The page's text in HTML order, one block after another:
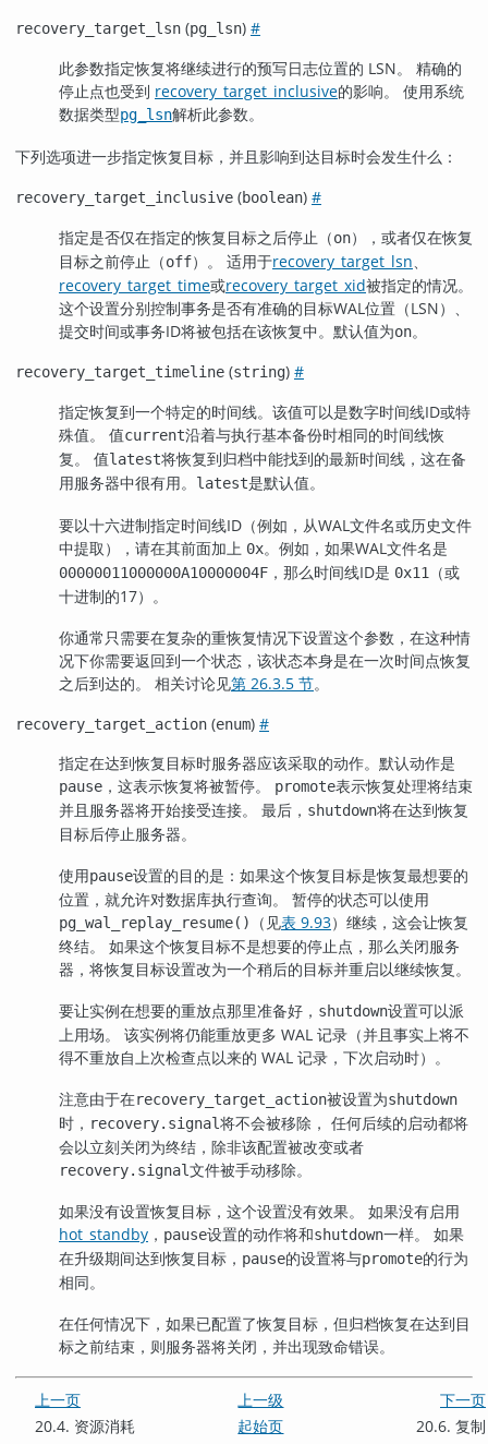
recovery_target_lsn (pg_lsn) #
此参数指定恢复将继续进行的预写日志位置的 LSN。 精确的
停止点也受到 recovery_target_inclusive的影响。 使用系统
数据类型pg_lsn解析此参数。
下列选项进一步指定恢复目标，并且影响到达目标时会发生什么：
recovery_target_inclusive (boolean) #
指定是否仅在指定的恢复目标之后停止（on），或者仅在恢复
目标之前停止（off）。 适用于recovery_target_lsn
recovery_target_time或recovery_target_xid被指定的情况。
这个设置分别控制事务是否有准确的目标WAL位置（LSN）、
提交时间或事务ID将被包括在该恢复中。默认值为on。
recovery_target_timeline (string) #
指定恢复到一个特定的时间线。该值可以是数字时间线ID或特
殊值。 值current沿着与执行基本备份时相同的时间线恢
复。 值latest将恢复到归档中能找到的最新时间线，这在备
用服务器中很有用。
latest是默认值。
要以十六进制指定时间线ID（例如，从WAL文件名或历史文件
中提取），请在其前面加上 0x。例如，如果WAL文件名是
00000011000000A10000004F ，那么时间线ID是 0x11
（或
十进制的17）。
你通常只需要在复杂的重恢复情况下设置这个参数，在这种情
况下你需要返回到一个状态，该状态本身是在一次时间点恢复
之后到达的。 相关讨论见第 26.3.5 节。
recovery_target_action (enum) #
指定在达到恢复目标时服务器应该采取的动作。默认动作是
pause ，这表示恢复将被暂停。 promote表示恢复处理将结束
并且服务器将开始接受连接。 最后， shutdown将在达到恢复
目标后停止服务器。
使用pause设置的目的是：如果这个恢复目标是恢复最想要的
位置，就允许对数据库执行查询。 暂停的状态可以使用
pg_wal_replay_resume() （见表 9.93）继续，这会让恢复
终结。 如果这个恢复目标不是想要的停止点，那么关闭服务
器，将恢复目标设置改为一个稍后的目标并重启以继续恢复。
要让实例在想要的重放点那里准备好， shutdown设置可以派
上用场。 该实例将仍能重放更多 WAL 记录（并且事实上将不
得不重放自上次检查点以来的 WAL 记录，下次启动时）。
注意由于在recovery_target_action被设置为shutdown
时， recovery.signal将不会被移除， 任何后续的启动都将
会以立刻关闭为终结，除非该配置被改变或者
recovery.signal文件被手动移除。
如果没有设置恢复目标，这个设置没有效果。 如果没有启用
hot_standby ， pause设置的动作将和shutdown一样。 如果
在升级期间达到恢复目标， pause的设置将与promote的行为
相同。
在任何情况下，如果已配置了恢复目标，但归档恢复在达到目
标之前结束，则服务器将关闭，并出现致命错误。
上一页 上一级
下一页
20.4. 资源消耗
起始页 20.6. 复制